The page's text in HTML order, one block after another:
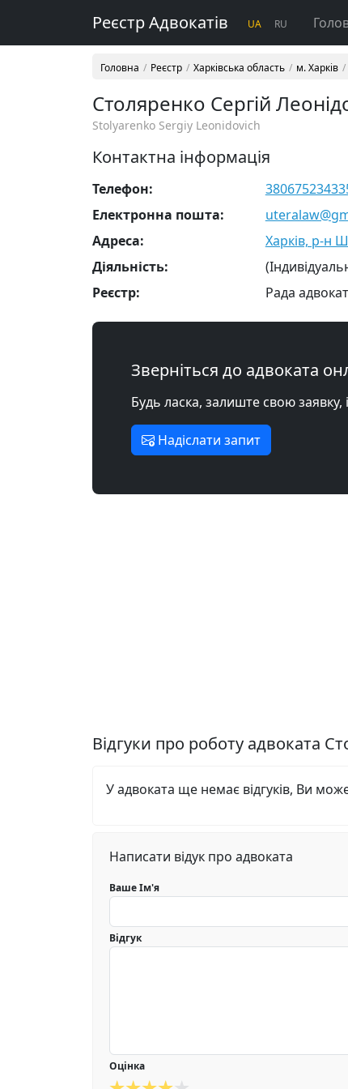
Реєстр Адвокатів UA RU
Головна Реєстр Харківська область м. Харків
Столяренко Сергій
Stolyarenko Sergiy Leonidovich
Контактна інформація
Телефон:
Електронна пошта:
Адреса:
Харків, р-н
Діяльність:
Реєстр:
Рада
Зверніться до адвоката
Будь ласка, залиште свою
Надіслати запит
Відгуки про роботу адвоката
У адвоката ще немає відгуків, Ви
Написати відук про адвоката
Ваше Ім'я
Відгук
Оцінка